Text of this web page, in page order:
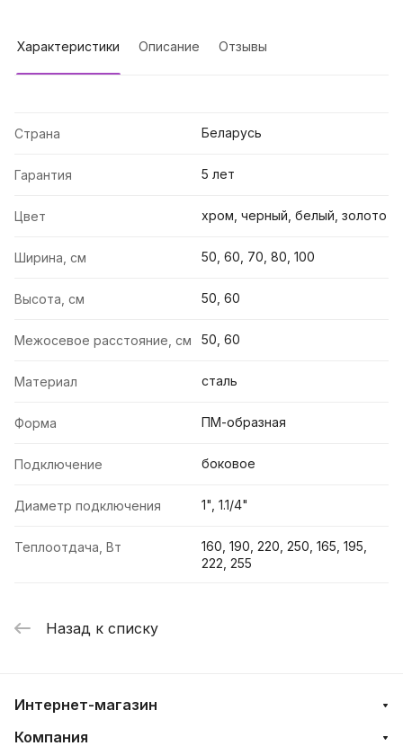
Характеристики Описание Отзывы
Страна Беларусь
Гарантия 5 лет
Цвет хром, черный, белый, золото
Ширина, см 50, 60, 70, 80, 100
Высота, см 50, 60
Межосевое расстояние, см 50, 60
Материал сталь
Форма ПМ-образная
Подключение боковое
Диаметр подключения 1", 1.1/4"
Теплоотдача, Вт
160, 190, 220, 250, 165, 195,
222, 255
Назад к списку
Интернет-магазин
Компания